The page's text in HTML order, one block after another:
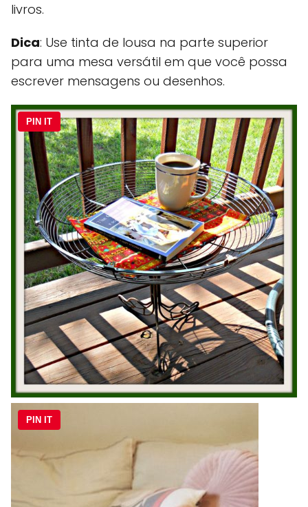
livros.
Dica: Use tinta de lousa na parte superior
para uma mesa versátil em que você possa
escrever mensagens ou desenhos.
PIN IT
PIN IT